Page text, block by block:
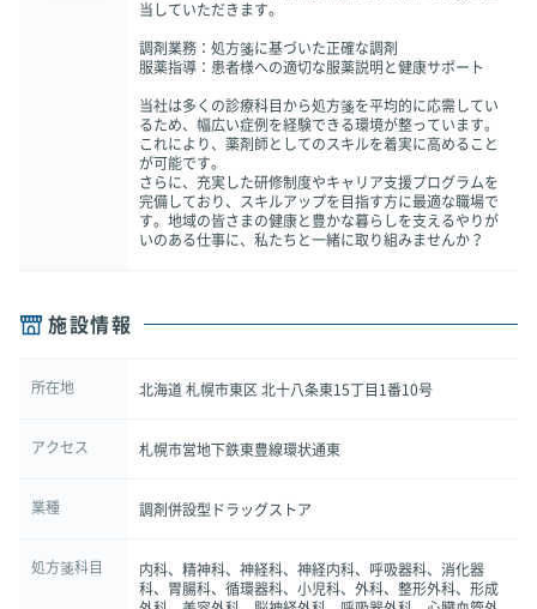
当していただきます。
調剤業務：処方箋に基づいた正確な調剤
服薬指導：患者様への適切な服薬説明と健康サポート
当社は多くの診療科目から処方箋を平均的に応需してい
るため、幅広い症例を経験できる環境が整っています。
これにより、薬剤師としてのスキルを着実に高めること
が可能です。
さらに、充実した研修制度やキャリア支援プログラムを
完備しており、スキルアップを目指す方に最適な職場で
す。地域の皆さまの健康と豊かな暮らしを支えるやりが
いのある仕事に、私たちと一緒に取り組みませんか？
施設情報
所在地 北海道 札幌市東区 北十八条東15丁目1番10号
アクセス 札幌市営地下鉄東豊線環状通東
業種 調剤併設型ドラッグストア
処方箋科目
内科、精神科、神経科、神経内科、呼吸器科、消化器
科、胃腸科、循環器科、小児科、外科、整形外科、形成